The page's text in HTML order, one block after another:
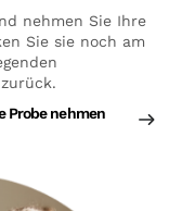
nehmen Sie Ihre
Sie sie noch am
Probe nehmen